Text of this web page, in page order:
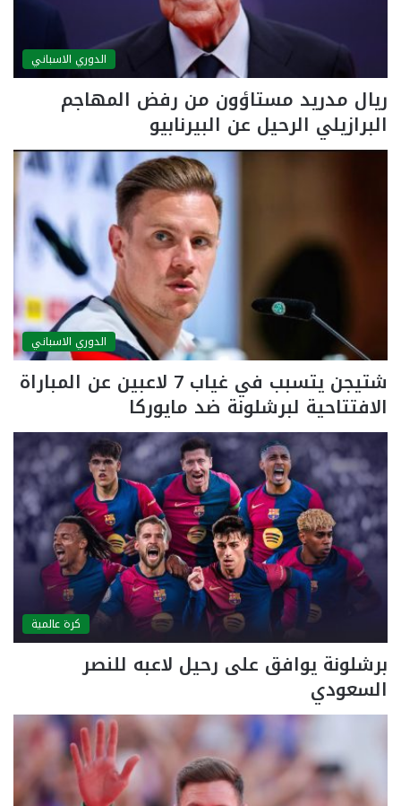
الدوري الاسباني
ريال مدريد مستاؤون من رفض المهاجم
البرازيلي الرحيل عن البيرنابيو
الدوري الاسباني
شتيجن يتسبب في غياب 7 لاعبين عن المباراة
الافتتاحية لبرشلونة ضد مايوركا
كرة عالمية
برشلونة يوافق على رحيل لاعبه للنصر
السعودي